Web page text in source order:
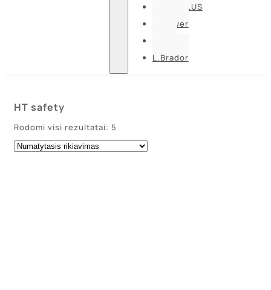
DELTA PLUS
U-power
L.Brador
HT safety
Rodomi visi rezultatai: 5